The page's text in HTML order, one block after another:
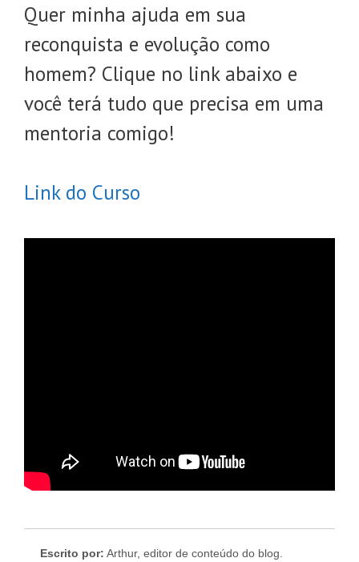
Quer minha ajuda em sua
reconquista e evolução como
homem? Clique no link abaixo e
você terá tudo que precisa em uma
mentoria comigo!
Link do Curso
Escrito por: Arthur, editor de conteúdo do blog.